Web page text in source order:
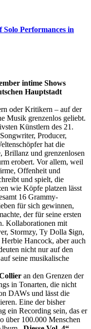
Performances in
intime Shows
Hauptstadt
oder Kritikern – auf der
Musik grenzenlos geliebt.
Künstlern des 21.
Producer,
hat die
Brillanz und grenzenlosen
erobert. Vor allem, weil
Offenheit und
und spielt, die
wie Köpfe platzen lässt
16 Grammy-
für sich gewinnen,
der für seine ersten
Kollaborationen mit
Stormzy, Ty Dolla $ign,
Hancock, aber auch
nicht nur auf den
seine musikalische
an den Grenzen der
in Tonarten, die nicht
DAWs und lässt die
Eine der bisher
ein Recording sein, das er
über 100.000 Menschen